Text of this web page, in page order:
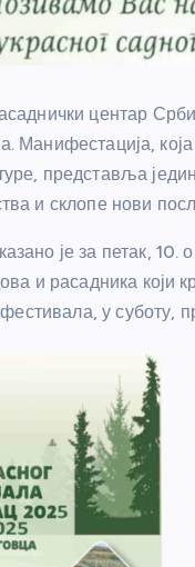
центар
Манифестација,
представља
и склопе нови
је за петак, 10.
и расадника који
у суботу,